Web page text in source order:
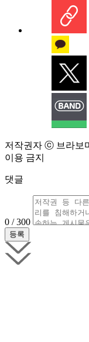
저작권자 ⓒ 브라보
이용 금지
댓글
0 / 300